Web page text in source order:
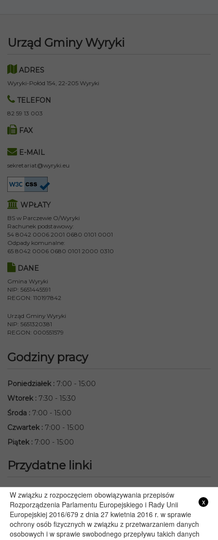
Urząd Gminy Wyryki
ADRES
Wyryki-Połód 154, 22-205 Wyryki
TELEFON
82 59 13 003
FAX
E-MAIL
sekretariat@wyryki.eu
WPŁATY
BS w Parczewie O/Wyryki
Rachunek podstawowy:
54 8042 0006 2001 0680 0101 0001
Odpady komunalne:
65 8042 0006 0680 0101 2000 0310
DANE
Gmina Wyryki
NIP: 5651445591
REGON: 110197842
Urząd Gminy Wyryki
NIP: 5651320381
REGON: 000551579
Godziny pracy
Poniedziałek: 7:00 - 15:00
Wtorek: 7:30 - 15:30
Środa : 7:00 - 15:00
Czwartek: 7:00 - 15:00
Piątek: 7:00 - 15:00
Przydatne linki
Starostwo Powiatowe we Włodawie
Lubelski Urząd Wojewódzki w Lublinie
Urząd Marszałkowski Województwa Lubelskiego w Lublinie
Serwis Rzeczypospolitej Polskiej
x
W związku z rozpoczęciem obowiązywania przepisów
Rozporządzenia Parlamentu Europejskiego i Rady Unii
Europejskiej 2016/679 z dnia 27 kwietnia 2016 r. w sprawie
ochrony osób fizycznych w związku z przetwarzaniem danych
osobowych i w sprawie swobodnego przepływu takich danych